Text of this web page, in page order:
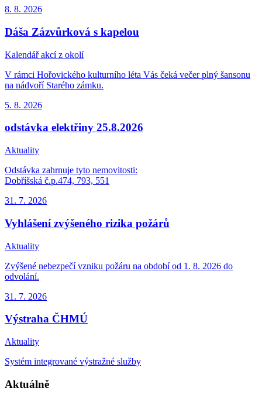
8. 8. 2026
Dáša Zázvůrková s kapelou
Kalendář akcí z okolí
V rámci Hořovického kulturního léta Vás čeká večer plný šansonu
na nádvoří Starého zámku.
5. 8. 2026
odstávka elektřiny 25.8.2026
Aktuality
Odstávka zahrnuje tyto nemovitosti:
Dobříšská č.p.474, 793, 551
31. 7. 2026
Vyhlášení zvýšeného rizika požárů
Aktuality
Zvýšené nebezpečí vzniku požáru na období od 1. 8. 2026 do
odvolání.
31. 7. 2026
Výstraha ČHMÚ
Aktuality
Systém integrované výstražné služby
Aktuálně